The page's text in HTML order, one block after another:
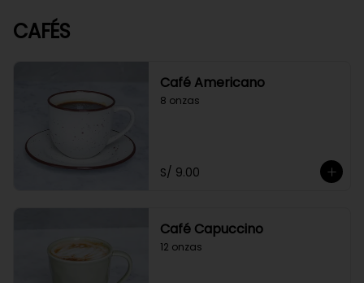
CAFÉS
Café Americano
8 onzas
S/ 9.00
Café Capuccino
12 onzas